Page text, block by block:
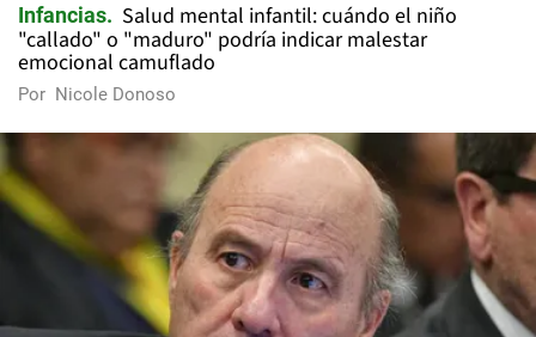
Infancias
Salud mental infantil: cuándo el niño
"callado" o "maduro" podría indicar malestar
emocional camuflado
Por Nicole Donoso